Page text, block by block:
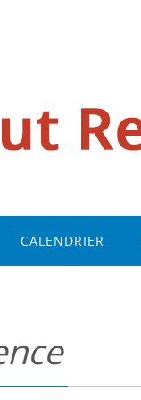
CALENDRIER